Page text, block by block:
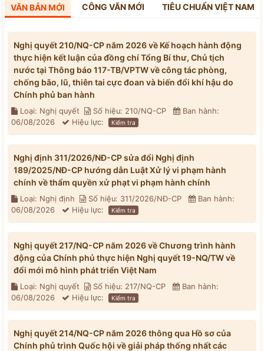
VĂN BẢN MỚI CÔNG VĂN MỚI TIÊU CHUẨN VIỆT NAM
Nghị quyết 210/NQ-CP năm 2026 về Kế hoạch hành động
thực hiện kết luận của đồng chí Tổng Bí thư, Chủ tịch
nước tại Thông báo 117-TB/VPTW về công tác phòng,
chống bão, lũ, thiên tai cực đoan và biến đổi khí hậu do
Chính phủ ban hành
Loại: Nghị quyết Số hiệu: 210/NQ-CP
Ban hành:
06/08/2026
Hiệu lực: Kiểm tra
Nghị định 311/2026/NĐ-CP sửa đổi Nghị định
189/2025/NĐ-CP hướng dẫn Luật Xử lý vi phạm hành
chính về thẩm quyền xử phạt vi phạm hành chính
Loại: Nghị định Số hiệu: 311/2026/NĐ-CP
Ban hành:
06/08/2026
Hiệu lực: Kiểm tra
Nghị quyết 217/NQ-CP năm 2026 về Chương trình hành
động của Chính phủ thực hiện Nghị quyết 19-NQ/TW về
đổi mới mô hình phát triển Việt Nam
Loại: Nghị quyết Số hiệu: 217/NQ-CP
Ban hành:
06/08/2026
Hiệu lực: Kiểm tra
Nghị quyết 214/NQ-CP năm 2026 thông qua Hồ sơ của
Chính phủ trình Quốc hội về giải pháp thống nhất các